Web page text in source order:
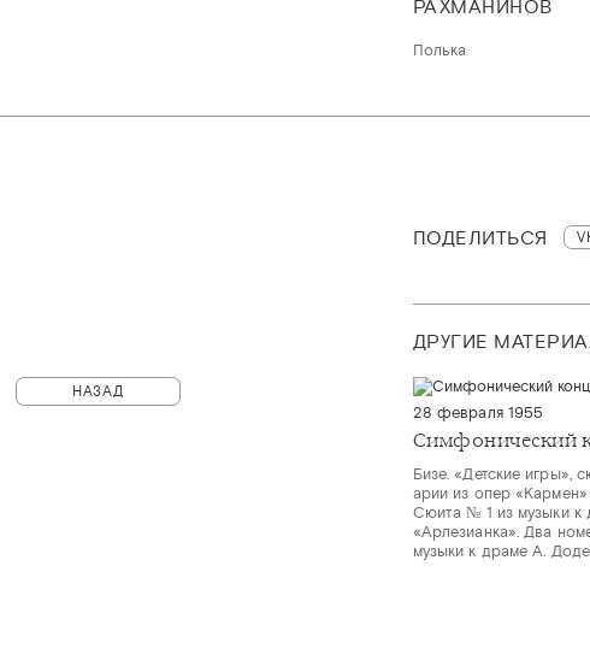
РАХМАНИНОВ
Полька
ПОДЕЛИТЬСЯ
ДРУГИЕ
28 февраля 1955
Симфонический
Бизе. «Детские игры»,
арии из опер
Сюита № 1 из музыки к
«Арлезианка». Два
музыки к драме А. Доде
НАЗАД